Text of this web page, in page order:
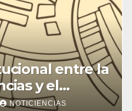
entre la
y el
y
NOTICIENCIAS